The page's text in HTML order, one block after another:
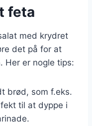
feta
med krydret
det på for at
Her er nogle tips:
brød, som f.eks.
til at dyppe i